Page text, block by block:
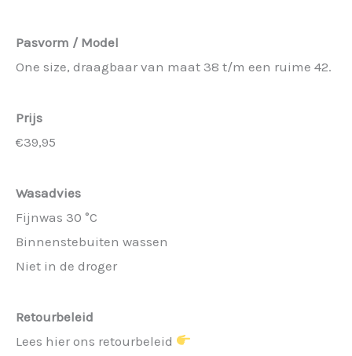
Pasvorm / Model
One size, draagbaar van maat 38 t/m een ruime 42.
Prijs
€39,95
Wasadvies
Fijnwas 30 °C
Binnenstebuiten wassen
Niet in de droger
Retourbeleid
Lees hier ons retourbeleid